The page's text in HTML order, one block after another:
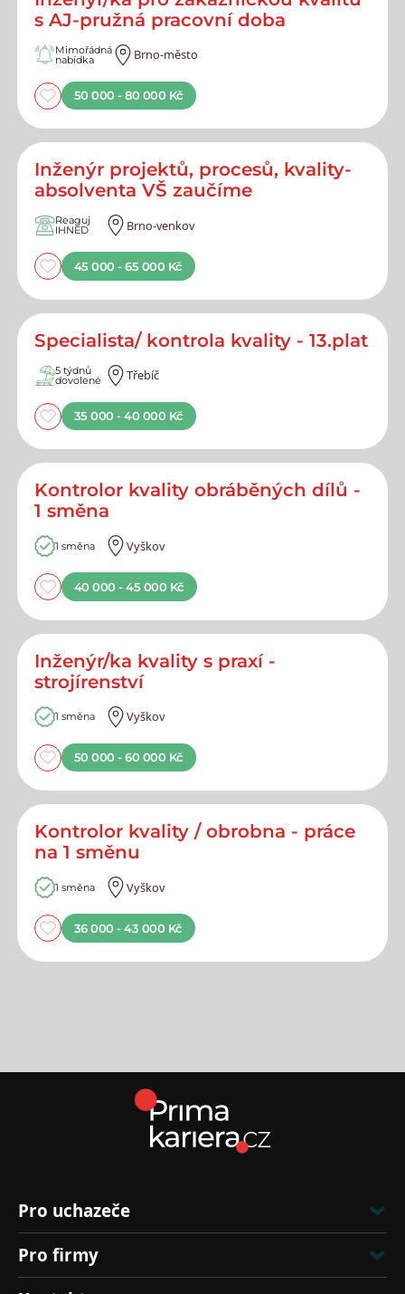
s AJ-pružná pracovní doba
Mimořádná
nabídka Brno-město
50 000 - 80 000 Kč
Inženýr projektů, procesů, kvality-
absolventa VŠ zaučíme
Reaguj
IHNED Brno-venkov
45 000 - 65 000 Kč
Specialista/ kontrola kvality - 13.plat
5 týdnů
dovolené Třebíč
35 000 - 40 000 Kč
Kontrolor kvality obráběných dílů -
1 směna
1 směna Vyškov
40 000 - 45 000 Kč
Inženýr/ka kvality s praxí -
strojírenství
1 směna Vyškov
50 000 - 60 000 Kč
Kontrolor kvality / obrobna - práce
na 1 směnu
1 směna Vyškov
36 000 - 43 000 Kč
Pro uchazeče
Pro firmy